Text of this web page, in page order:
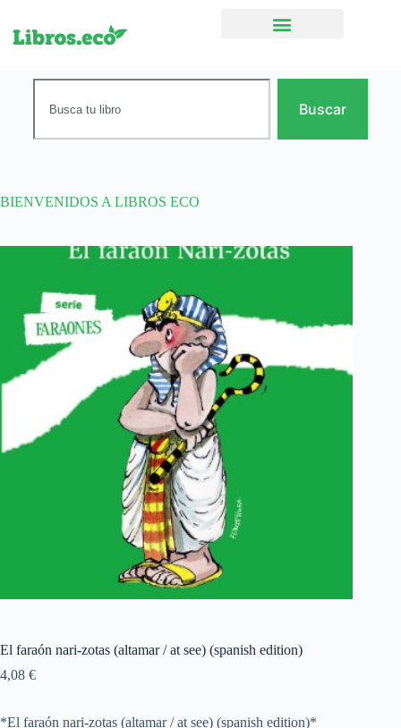
Buscar
BIENVENIDOS A LIBROS ECO
El faraón nari-zotas (altamar / at see) (spanish edition)
4,08 €
*El faraón nari-zotas (altamar / at see) (spanish edition)*